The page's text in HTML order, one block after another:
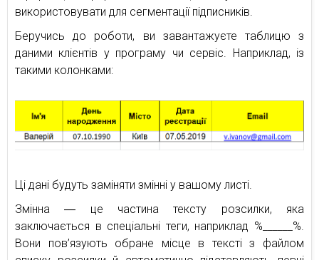
використовувати для сегментації підписників.
Беручись до роботи, ви завантажуєте таблицю з
даними клієнтів у програму чи сервіс. Наприклад, із
такими колонками:
Ці дані будуть заміняти змінні у вашому листі.
Змінна ― це частина тексту розсилки, яка
заключається в спеціальні теги, наприклад %______%.
Вони пов’язують обране місце в тексті з файлом